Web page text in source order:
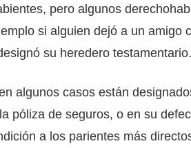
pero algunos
si alguien dejó a un amigo
su heredero testamentario.
algunos casos están
póliza de seguros, o en su
a los parientes más